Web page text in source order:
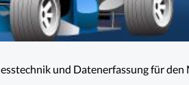
und Datenerfassung für